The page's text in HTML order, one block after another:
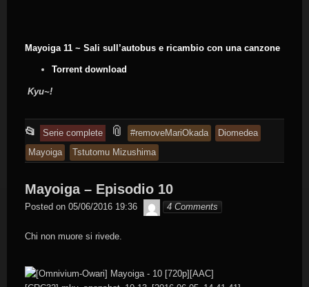
Mayoiga 11 ~ Sali sull’autobus e ricambio con una canzone
Torrent download
Kyu~!
📂 This
entry
was
posted
in
Serie complete 📎 and
tagged
#removeMariOkada
Diomedea
Mayoiga
Tstutomu Mizushima
Mayoiga – Episodio 10
Posted on 05/06/2016 19:36 Byakko
4 Comments
Chi non muore si rivede.